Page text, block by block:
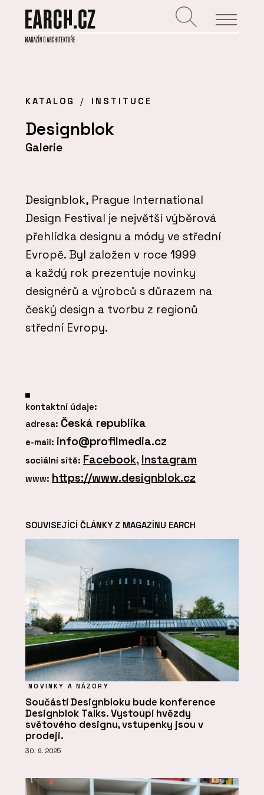
KATALOG INSTITUCE
Designblok
Galerie
Designblok, Prague International
Design Festival je největší výběrová
přehlídka designu a módy ve střední
Evropě. Byl založen v roce 1999
a každý rok prezentuje novinky
designérů a výrobců s důrazem na
český design a tvorbu z regionů
střední Evropy.
kontaktní údaje:
adresa: Česká republika
e-mail: info@profilmedia.cz
sociální sítě: Facebook, Instagram
www: https://www.designblok.cz
SOUVISEJÍCÍ ČLÁNKY Z MAGAZÍNU EARCH
NOVINKY A NÁZORY
Součástí Designbloku bude konference
Designblok Talks. Vystoupí hvězdy
světového designu, vstupenky jsou v
prodeji.
30. 9. 2025